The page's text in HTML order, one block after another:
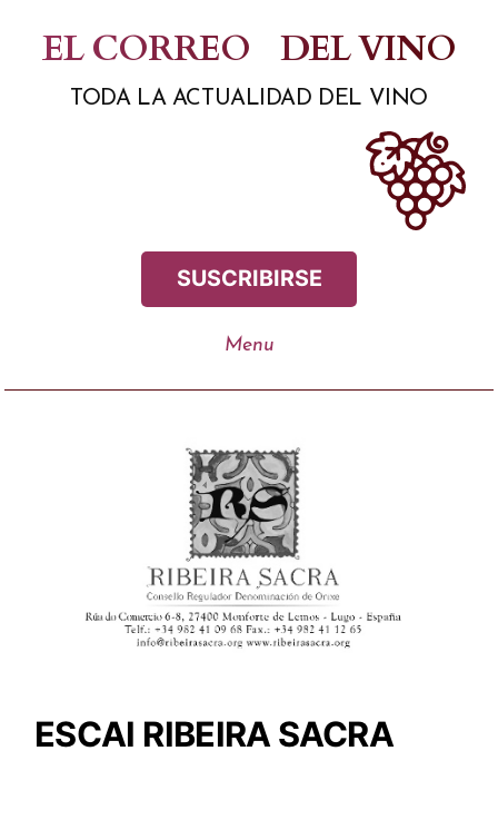
contenido
EL CORREO DEL VINO
TODA LA ACTUALIDAD DEL VINO
SUSCRIBIRSE
ESCAI RIBEIRA SACRA